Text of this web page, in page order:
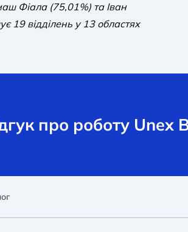
Фіала (75,01%) та Іван
19 відділень у 13 областях
про роботу Unex